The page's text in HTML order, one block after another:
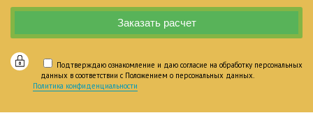
Подтверждаю ознакомление и даю согласие на обработку персональных
данных в соответствии с Положением о персональных данных.
Политика конфиденциальности